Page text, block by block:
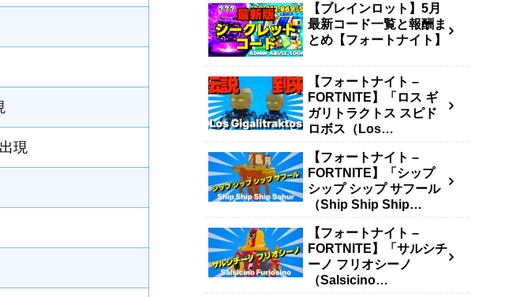
現
【ブレインロット】5月
最新コード一覧と報酬ま
とめ【フォートナイト】
【フォートナイト –
FORTNITE】「ロス ギ
ガリトラクトス スピド
ロボス（Los
方法・確率・キャッシュ
生成量まとめ【ブレイン
ロットを盗む – STEAL
THE BRAINROT】
【フォートナイト –
FORTNITE】「シップ
シップ シップ サフール
（Ship Ship Ship
確率・キャッシュ生成量
まとめ【ブレインロット
を盗む – STEAL THE
BRAINROT】
【フォートナイト –
FORTNITE】「サルシチ
ーノ フリオシーノ
（Salsicino